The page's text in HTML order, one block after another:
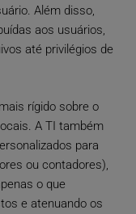
Além disso,
aos usuários,
até privilégios de
rígido sobre o
A TI também
para
ou contadores),
o que
e atenuando os